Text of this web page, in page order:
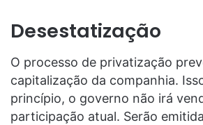
Desestatização
O processo de privatização
capitalização da companhia.
princípio, o governo não irá
participação atual. Serão